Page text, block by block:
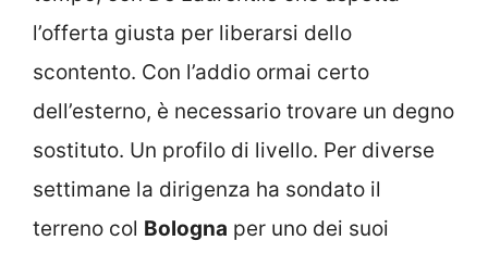
l’offerta giusta per liberarsi dello
scontento. Con l’addio ormai certo
dell’esterno, è necessario trovare un degno
sostituto. Un profilo di livello. Per diverse
settimane la dirigenza ha sondato il
terreno col Bologna per uno dei suoi